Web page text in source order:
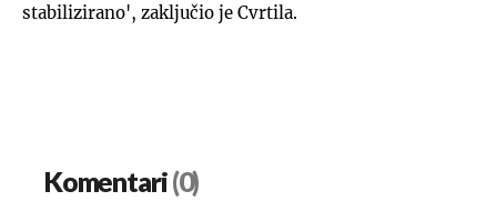
stabilizirano', zaključio je Cvrtila.
Komentari(0)